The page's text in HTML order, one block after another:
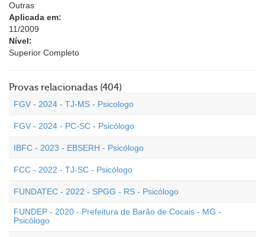
Outras
Aplicada em:
11/2009
Nível:
Superior Completo
Provas relacionadas (404)
FGV - 2024 - TJ-MS - Psicologo
FGV - 2024 - PC-SC - Psicólogo
IBFC - 2023 - EBSERH - Psicólogo
FCC - 2022 - TJ-SC - Psicólogo
FUNDATEC - 2022 - SPGG - RS - Psicólogo
FUNDEP - 2020 - Prefeitura de Barão de Cocais - MG -
Psicólogo